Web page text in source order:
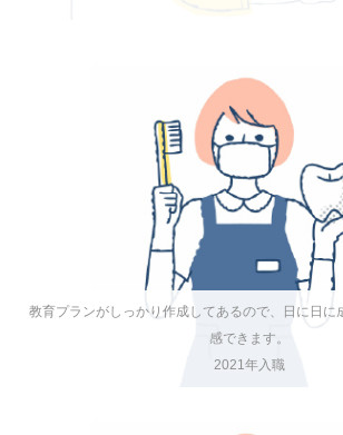
教育プランがしっかり作成してあるので、日に日に
感できます。
2021年入職